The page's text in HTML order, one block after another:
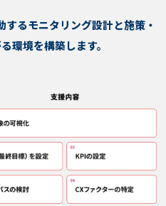
するモニタリング設計と施策・
環境を構築します。